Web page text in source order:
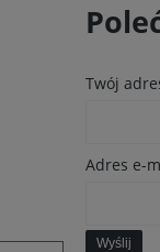
Twój
Adres e-
Wyślij